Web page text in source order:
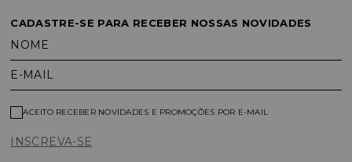
CADASTRE-SE PARA RECEBER NOSSAS NOVIDADES
NOME
E-MAIL
INSCREVA-SE
ACEITO RECEBER NOVIDADES E PROMOÇÕES POR E-MAIL